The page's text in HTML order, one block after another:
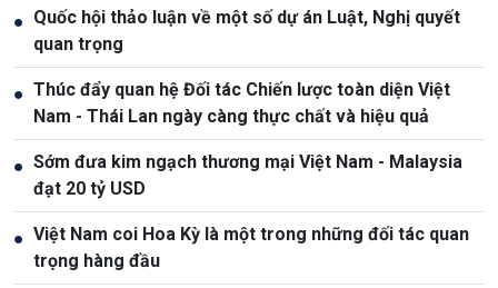
● Quốc hội thảo luận về một số dự án Luật, Nghị quyết
quan trọng
● Thúc đẩy quan hệ Đối tác Chiến lược toàn diện Việt
Nam - Thái Lan ngày càng thực chất và hiệu quả
● Sớm đưa kim ngạch thương mại Việt Nam - Malaysia
đạt 20 tỷ USD
● Việt Nam coi Hoa Kỳ là một trong những đối tác quan
trọng hàng đầu